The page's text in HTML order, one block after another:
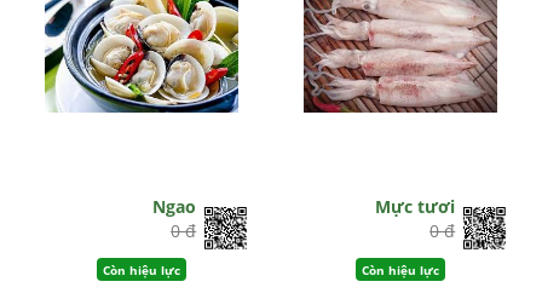
Ngao
0 đ
Còn hiệu lực
Mực tươi
0 đ
Còn hiệu lực